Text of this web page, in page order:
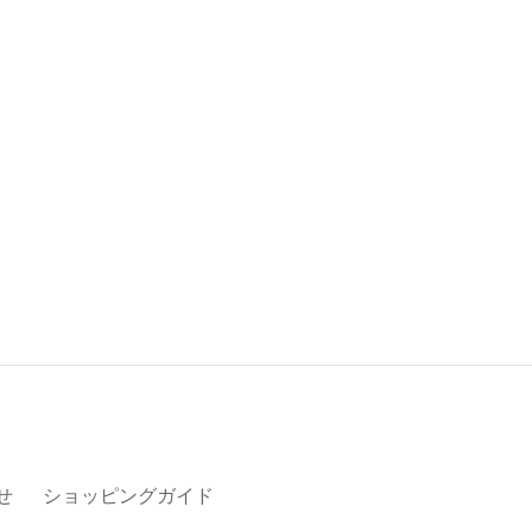
ショッピングガイド